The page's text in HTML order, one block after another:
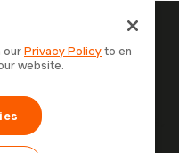
할 가치가 있
작하세요
게 청구하고, 더 빠르게
합류하세요. 무료 체험,
ourPrivacy Policyto en
website.